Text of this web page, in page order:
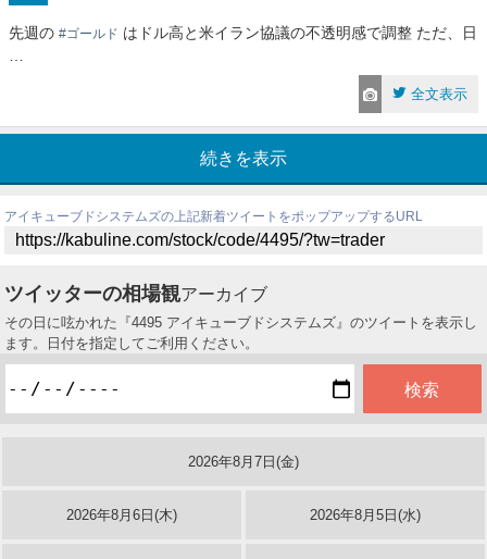
先週の #ゴールド はドル高と米イラン協議の不透明感で調整 ただ、日
全文表示
続きを表示
アイキューブドシステムズの上記新着ツイートをポップアップするURL
ツイッターの相場観アーカイブ
その日に呟かれた『4495 アイキューブドシステムズ』のツイートを表示し
ます。日付を指定してご利用ください。
2026年8月7日(金)
2026年8月6日(木) 2026年8月5日(水)